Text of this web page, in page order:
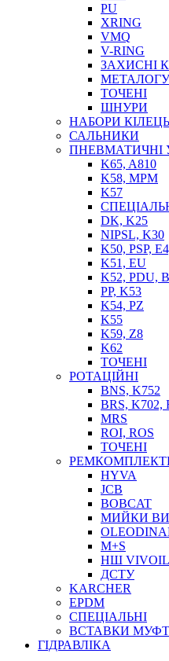
ПІСТОЛЕТИ
НАСОСИ ТА ПОМПИ
НАГНІТАЧІ
МУФТИ (НАСАДКИ)
МАСЛЯНКИ, ЛІЙКИ
ПРЕС-МАСЛЯНКИ
ШЛАНГИ, ТРУБКИ
ШПРИЦИ МАСТИЛЬНІ
ТОСОЛ, АНТИФРИЗ
ОЛИВА-ПАЛИВО
ПОВІТРЯ-ВОДА
ДЛЯ ЗВАРЮВАННЯ
НАПІРНО-ВСМОКТУЮЧІ
ФІЛЬТРИ ДЛЯ
ПІДДОНИ ДЛЯ БОЧОК
МОДУЛЬНІ АЗС
МЕТРОЛОГІЧНЕ
ЛІЧИЛЬНИКИ І
КОТУШКИ ДЛЯ
PU
XRING
VMQ
V-RING
ЗАХИСНІ
ТОЧЕНІ
ШНУРИ
НАБОРИ КІЛЕЦЬ
САЛЬНИКИ
ПНЕВМАТИЧНІ
K65, A810
K58, MPM
K57
DK, K25
NIPSL, K30
K50, PSP,
K51, EU
K52, PDU,
PP, K53
K54, PZ
K55
K59, Z8
K62
ТОЧЕНІ
РОТАЦІЙНІ
BNS, K752
BRS, K702,
MRS
ROI, ROS
ТОЧЕНІ
HYVA
JCB
BOBCAT
МИЙКИ
M+S
НШ VIVOIL
ДСТУ
KARCHER
EPDM
СПЕЦІАЛЬНІ
ВСТАВКИ МУФТ
ГІДРАВЛІКА